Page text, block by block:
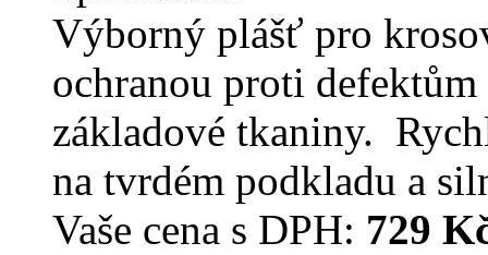
Výborný plášť pro
ochranou proti
základové tkaniny.
na tvrdém podkladu a
Vaše cena s DPH: 729